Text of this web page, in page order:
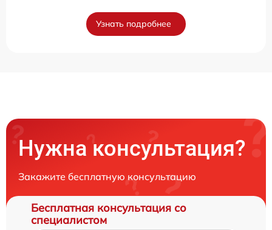
Узнать подробнее
Нужна консультация?
Закажите бесплатную консультацию
Бесплатная консультация со
специалистом